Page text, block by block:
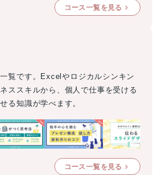
コース一覧を見る
覧です。Excelやロジカルシンキン
ススキルから、個人で仕事を受ける
る知識が学べます。
コース一覧を見る